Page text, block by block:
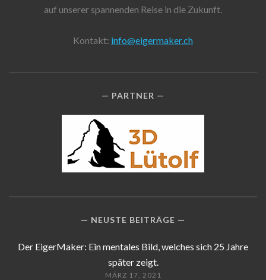
auf unserer spannenden Reise in die Zukunft.
Kontakt: info@eigermaker.ch
PARTNER
NEUSTE BEITRÄGE
Der EigerMaker: Ein mentales Bild, welches sich 25 Jahre
später zeigt.
MÄRZ 17, 2021